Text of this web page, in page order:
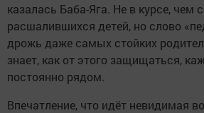
казалась Баба-Яга. Не в курсе, чем
расшалившихся детей, но слово
дрожь даже самых стойких
знает, как от этого защищаться,
постоянно рядом.
Впечатление, что идёт невидимая